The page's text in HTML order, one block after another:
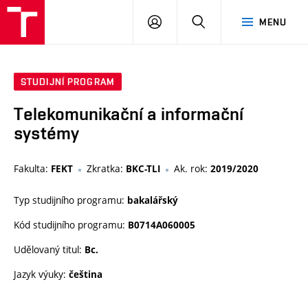
MENU
PŘIHLÁSIT
STUDIJNÍ PROGRAM
Telekomunikační a informační
systémy
Fakulta: FEKT Zkratka: BKC-TLI Ak. rok: 2019/2020
Typ studijního programu: bakalářský
Kód studijního programu: B0714A060005
Udělovaný titul: Bc.
Jazyk výuky: čeština